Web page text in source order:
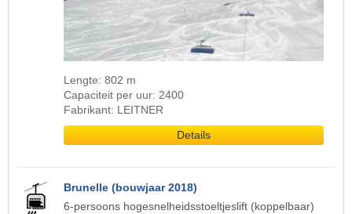
Lengte: 802 m
Capaciteit per uur: 2400
Fabrikant: LEITNER
Details
Brunelle (bouwjaar 2018)
6-persoons hogesnelheidsstoeltjeslift (koppelbaar)